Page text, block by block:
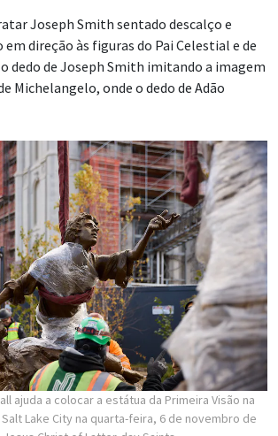
Joseph Smith sentado descalço e
direção às figuras do Pai Celestial e de
dedo de Joseph Smith imitando a imagem
Michelangelo, onde o dedo de Adão
ajuda a colocar a estátua da Primeira Visão na
Lake City na quarta-feira, 6 de novembro de